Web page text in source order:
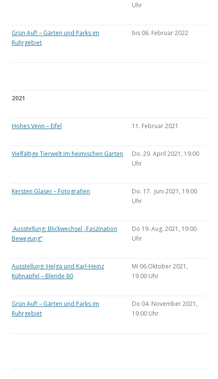
Uhr
Grün Auf! – Gärten und Parks im
Ruhrgebiet
bis 06. Februar 2022
2021
Hohes Venn – Eifel 11. Februar 2021
Vielfältige Tierwelt im heimischen Garten
Do. 29. April 2021, 19:00
Uhr
Kersten Glaser – Fotografien
Do. 17. Juni 2021, 19:00
Uhr
Ausstellung: Blickwechsel „Faszination
Bewegung“
Do 19. Aug. 2021, 19:00
Uhr
Ausstellung: Helga und Karl-Heinz
Kühnapfel – Blende 80
Mi 06.Oktober 2021,
19.00 Uhr
Grün Auf! – Gärten und Parks im
Ruhrgebiet
Do 04. November 2021,
19:00 Uhr